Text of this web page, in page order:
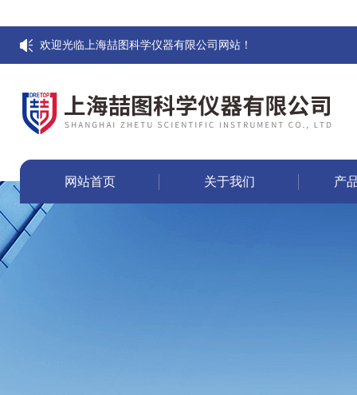
欢迎光临上海喆图科学仪器有限公司网站！
网站首页 关于我们 产